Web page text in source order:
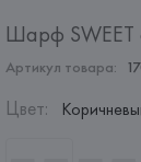
Шарф SWEET
Артикул товара:
Цвет: